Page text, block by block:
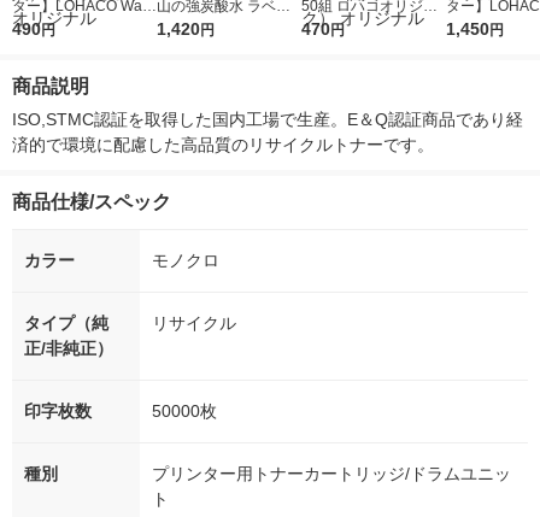
ター】LOHACO Wate
r（ロハコウォータ
シ） オリジナル
490円
山の強炭酸水 ラベル
レス 500ml 1箱（24
1,420円
50組 ロハコオリジナ
ルソフトパックティッ
オリジナル
470円
ター】
r 410ml 1箱（
1,450円
商品説明
ISO,STMC認証を取得した国内工場で生産。E＆Q認証商品であり経
済的で環境に配慮した高品質のリサイクルトナーです。
商品仕様/スペック
カラー モノクロ
タイプ（純
正/非純正）
リサイクル
印字枚数 50000枚
種別
プリンター用トナーカートリッジ/ドラムユニッ
ト